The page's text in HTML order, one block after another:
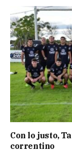
Con lo justo,
correntino